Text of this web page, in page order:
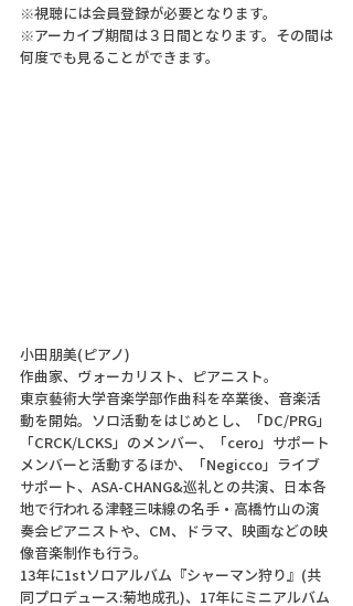
※視聴には会員登録が必要となります。
※アーカイブ期間は３日間となります。その間は
何度でも見ることができます。
小田朋美(ピアノ)
作曲家、ヴォーカリスト、ピアニスト。
東京藝術大学音楽学部作曲科を卒業後、音楽活
動を開始。ソロ活動をはじめとし、「DC/PRG」
「CRCK/LCKS」のメンバー、「cero」サポート
メンバーと活動するほか、「Negicco」ライブ
サポート、ASA-CHANG&巡礼との共演、日本各
地で行われる津軽三味線の名手・高橋竹山の演
奏会ピアニストや、CM、ドラマ、映画などの映
像音楽制作も行う。
13年に1stソロアルバム『シャーマン狩り』(共
同プロデュース:菊地成孔)、17年にミニアルバム